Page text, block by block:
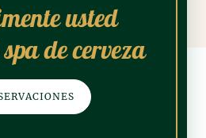
usted
de cerveza